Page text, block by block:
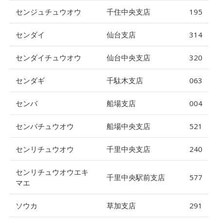
センジュチュウオウ 千住中央支店 195
センダイ 仙台支店 314
センダイチュウオウ 仙台中央支店 320
センダギ 千駄木支店 063
センバ 船場支店 004
センバチュウオウ 船場中央支店 521
センリチュウオウ 千里中央支店 240
センリチュウオウエキ
マエ
千里中央駅前支店 577
ソウカ 草加支店 291